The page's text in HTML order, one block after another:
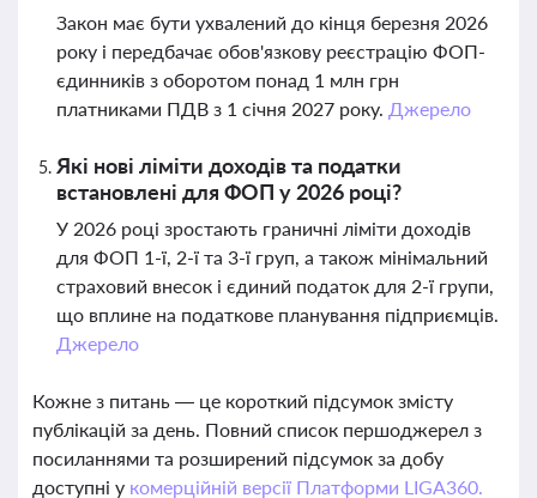
Закон має бути ухвалений до кінця березня 2026
року і передбачає обов'язкову реєстрацію ФОП-
єдинників з оборотом понад 1 млн грн
платниками ПДВ з 1 січня 2027 року. Джерело
Які нові ліміти доходів та податки
встановлені для ФОП у 2026 році?
У 2026 році зростають граничні ліміти доходів
для ФОП 1-ї, 2-ї та 3-ї груп, а також мінімальний
страховий внесок і єдиний податок для 2-ї групи,
що вплине на податкове планування підприємців.
Джерело
Кожне з питань — це короткий підсумок змісту
публікацій за день. Повний список першоджерел з
посиланнями та розширений підсумок за добу
доступні у комерційній версії Платформи LIGA360.